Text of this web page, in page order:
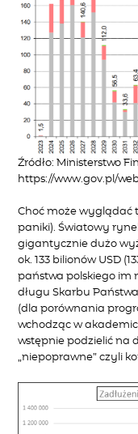
Źródło: Ministerstwo
https://www.gov.pl/
Choć może wyglądać
paniki). Światowy
gigantycznie dużo
ok. 133 bilionów USD
państwa polskiego im
długu Skarbu
(dla porównania
wchodząc w
wstępnie podzielić na
„niepoprawne” czyli